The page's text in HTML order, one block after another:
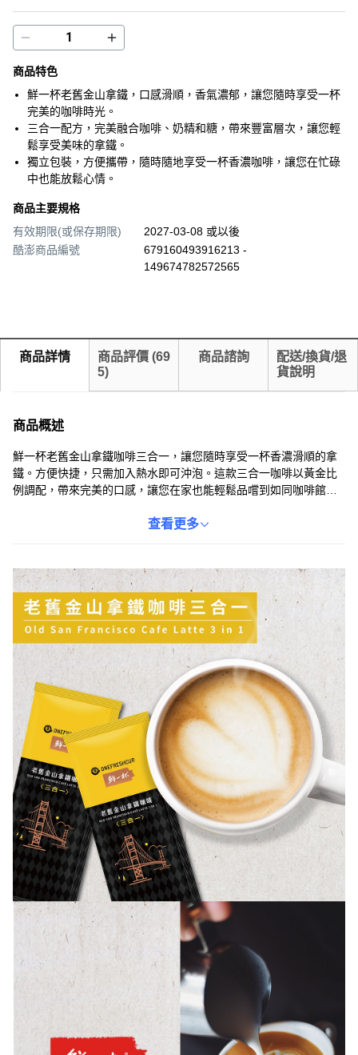
商品特色
鮮一杯老舊金山拿鐵，口感滑順，香氣濃郁，讓您隨時享受一杯
完美的咖啡時光。
三合一配方，完美融合咖啡、奶精和糖，帶來豐富層次，讓您輕
鬆享受美味的拿鐵。
獨立包裝，方便攜帶，隨時隨地享受一杯香濃咖啡，讓您在忙碌
中也能放鬆心情。
商品主要規格
有效期限(或保存期限)
2027-03-08 或以後
酷澎商品編號
679160493916213 -
149674782572565
商品詳情 商品評價 (69
5)
商品諮詢
配送/換貨/退
貨說明
商品概述
鮮一杯老舊金山拿鐵咖啡三合一，讓您隨時享受一杯香濃滑順的拿
鐵。方便快捷，只需加入熱水即可沖泡。這款三合一咖啡以黃金比
例調配，帶來完美的口感，讓您在家也能輕鬆品嚐到如同咖啡館般
舊金山拿鐵咖啡都是您的理想選擇。
查看更多